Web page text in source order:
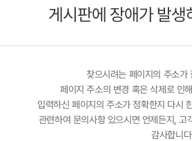
게시판에 장애가 발생
찾으시려는 페이지의 주소가
페이지 주소의 변경 혹은 삭제로 인
입력하신 페이지의 주소가 정확한지 다시
관련하여 문의사항 있으시면 언제든지, 고
감사합니